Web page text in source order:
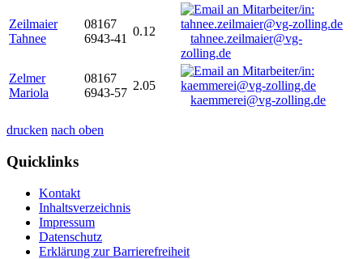
Zeilmaier
Tahnee
08167
6943-41
0.12
tahnee.zeilmaier@vg-
zolling.de
Zelmer
Mariola
08167
6943-57
2.05
kaemmerei@vg-zolling.de
drucken nach oben
Quicklinks
Kontakt
Inhaltsverzeichnis
Impressum
Datenschutz
Erklärung zur Barrierefreiheit